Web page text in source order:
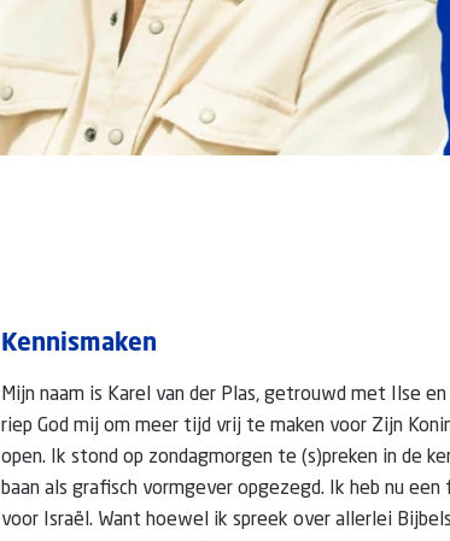
Kennismaken
Mijn naam is Karel van der Plas, getrouwd met Ilse
riep God mij om meer tijd vrij te maken voor Zijn
open. Ik stond op zondagmorgen te (s)preken in de
baan als grafisch vormgever opgezegd. Ik heb nu
voor Israël. Want hoewel ik spreek over allerlei